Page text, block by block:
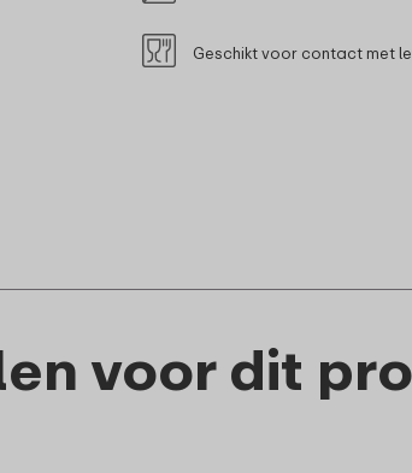
Geschikt voor contact met
voor dit